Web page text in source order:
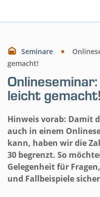
Seminare
gemacht!
leicht gemacht!
Hinweis vorab: Damit
auch in einem
kann, haben wir die
30 begrenzt. So
Gelegenheit für
und Fallbeispiele